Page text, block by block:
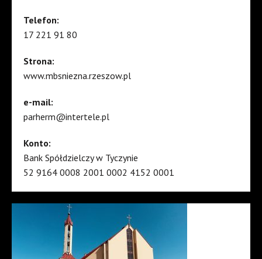
Telefon:
17 221 91 80
Strona:
www.mbsniezna.rzeszow.pl
e-mail:
parherm@intertele.pl
Konto:
Bank Spółdzielczy w Tyczynie
52 9164 0008 2001 0002 4152 0001